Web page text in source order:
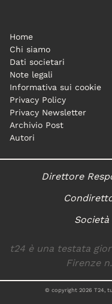
Home
Chi siamo
Dati societari
Note legali
Informativa sui cookie
Privacy Policy
Privacy Newsletter
Archivio Post
Autori
Direttore
t24 è una testata
Firenze
© copyright 2026 T24,